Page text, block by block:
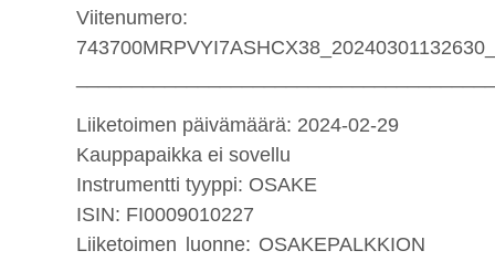
Viitenumero:
Liiketoimen päivämäärä: 2024-02-29
Kauppapaikka ei sovellu
Instrumentti tyyppi: OSAKE
ISIN: FI0009010227
Liiketoimen luonne: OSAKEPALKKION